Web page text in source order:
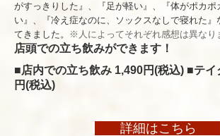
がすっきりした』、『足が軽い』、『体がポカポ
い』、『冷え症なのに、ソックスなしで寝れた
てきました。
※人によってそれぞれ感想は異なり
店頭での立ち飲みができます！
■店内での立ち飲み 1,490円(税込) ■テイ
円(税込)
詳細はこちら